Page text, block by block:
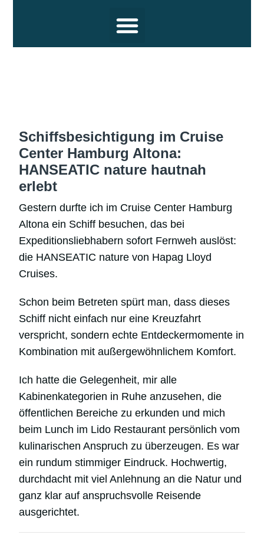
Schiffsbesichtigung im Cruise
Center Hamburg Altona:
HANSEATIC nature hautnah
erlebt
Gestern durfte ich im Cruise Center Hamburg
Altona ein Schiff besuchen, das bei
Expeditionsliebhabern sofort Fernweh auslöst:
die HANSEATIC nature von Hapag Lloyd
Cruises.
Schon beim Betreten spürt man, dass dieses
Schiff nicht einfach nur eine Kreuzfahrt
verspricht, sondern echte Entdeckermomente in
Kombination mit außergewöhnlichem Komfort.
Ich hatte die Gelegenheit, mir alle
Kabinenkategorien in Ruhe anzusehen, die
öffentlichen Bereiche zu erkunden und mich
beim Lunch im Lido Restaurant persönlich vom
kulinarischen Anspruch zu überzeugen. Es war
ein rundum stimmiger Eindruck. Hochwertig,
durchdacht mit viel Anlehnung an die Natur und
ganz klar auf anspruchsvolle Reisende
ausgerichtet.